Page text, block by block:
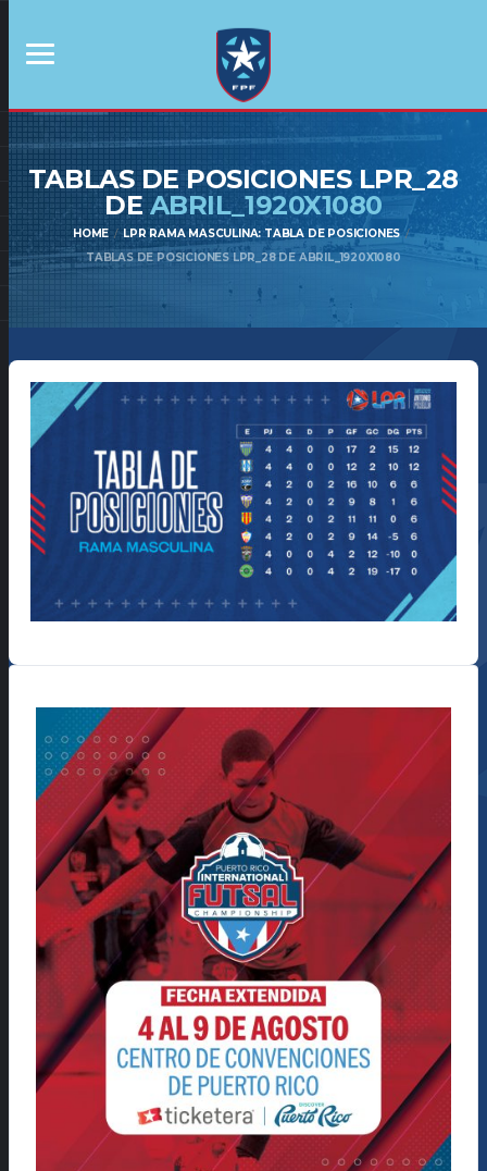
TABLAS DE POSICIONES LPR_28
DEABRIL_1920X1080
HOME
LPR RAMA MASCULINA: TABLA DE POSICIONES
TABLAS DE POSICIONES LPR_28 DE ABRIL_1920X1080